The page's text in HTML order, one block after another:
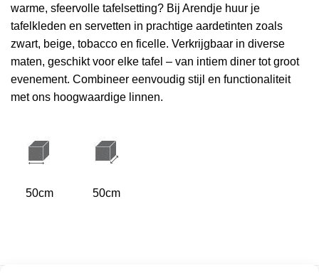
warme, sfeervolle tafelsetting? Bij Arendje huur je
tafelkleden en servetten in prachtige aardetinten zoals
zwart, beige, tobacco en ficelle. Verkrijgbaar in diverse
maten, geschikt voor elke tafel – van intiem diner tot groot
evenement. Combineer eenvoudig stijl en functionaliteit
met ons hoogwaardige linnen.
50cm 50cm